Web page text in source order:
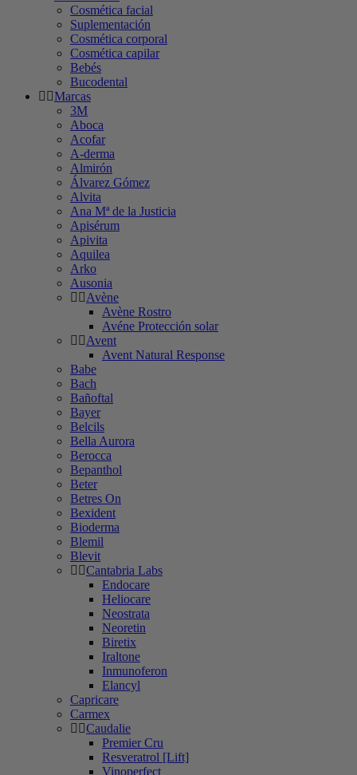
Cosmética facial
Suplementación
Cosmética corporal
Cosmética capilar
Bebés
Bucodental
Marcas
3M
Aboca
Acofar
A-derma
Almirón
Álvarez Gómez
Alvita
Ana Mª de la Justicia
Apisérum
Apivita
Aquilea
Arko
Ausonia
Avène
Avène Rostro
Avéne Protección solar
Avent
Avent Natural Response
Babe
Bach
Bañoftal
Bayer
Belcils
Bella Aurora
Berocca
Bepanthol
Beter
Betres On
Bexident
Bioderma
Blemil
Blevit
Cantabria Labs
Endocare
Heliocare
Neostrata
Neoretin
Biretix
Iraltone
Inmunoferon
Elancyl
Capricare
Carmex
Caudalie
Premier Cru
Resveratrol [Lift]
Vinoperfect